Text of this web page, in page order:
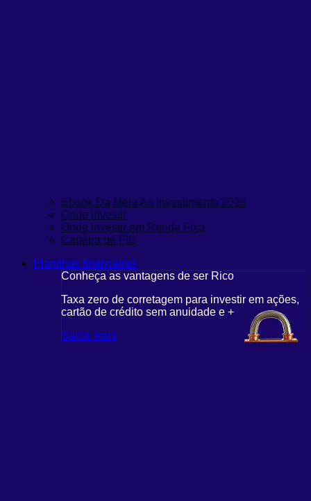
Ebook Da Meta Ao Investimento 2026
Onde investir
Onde investir em Renda Fixa
Carteira de FIIs
Planilhas financeiras
Conheça as vantagens de ser Rico
Taxa zero de corretagem para investir em ações,
cartão de crédito sem anuidade e +
Saiba mais